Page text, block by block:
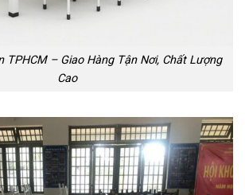
TPHCM – Giao Hàng Tận Nơi, Chất Lượng
Cao